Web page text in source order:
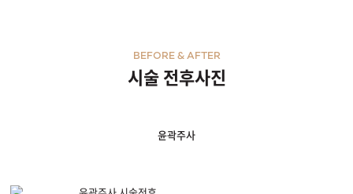
시술 전후사진
BEFORE & AFTER
윤곽주사